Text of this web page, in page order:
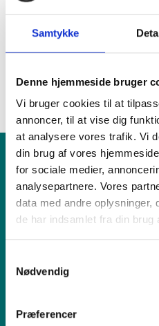
Samtykke
Denne hjemmeside bruger
Vi bruger cookies til at
annoncer, til at vise dig
at analysere vores trafik. Vi
din brug af vores
for sociale medier,
analysepartnere. Vores
data med andre oplysninger,
de har indsamlet fra din brug
Nødvendig
Præferencer
RING TIL OS
Produkt
Vi tilbyder
Sælg os din enhed
Reparation